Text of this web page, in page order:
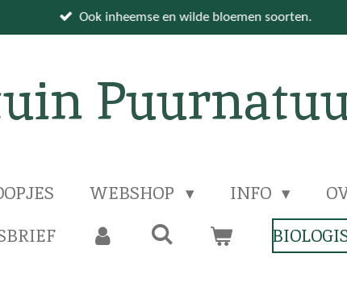
Ook inheemse en wilde bloemen soorten.
WEBSHOP INFO